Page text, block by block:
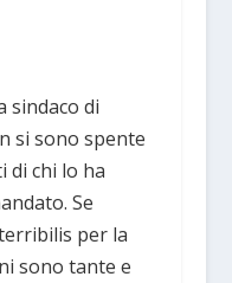
sindaco di
si sono spente
di chi lo ha
Se
per la
sono tante e